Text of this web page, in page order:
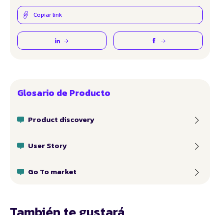
Copiar link
Glosario de Producto
Product discovery
User Story
Go To market